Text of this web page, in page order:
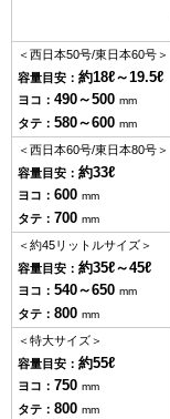
＜西日本50号/東日本60号＞
容量目安： 約18ℓ～19.5ℓ
ヨコ： 490～500 mm
タテ： 580～600 mm
＜西日本60号/東日本80号＞
容量目安： 約33ℓ
ヨコ： 600 mm
タテ： 700 mm
＜約45リットルサイズ＞
容量目安： 約35ℓ～45ℓ
ヨコ： 540～650 mm
タテ： 800 mm
＜特大サイズ＞
容量目安： 約55ℓ
ヨコ： 750 mm
タテ： 800 mm